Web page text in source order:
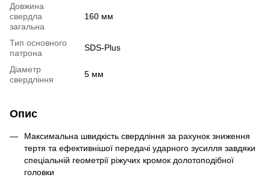
Довжина
свердла
загальна
160 мм
Тип основного
патрона
SDS-Plus
Діаметр
свердління
5 мм
Опис
Максимальна швидкість свердління за рахунок зниження
тертя та ефективнішої передачі ударного зусилля завдяки
спеціальній геометрії ріжучих кромок долотоподібної
головки